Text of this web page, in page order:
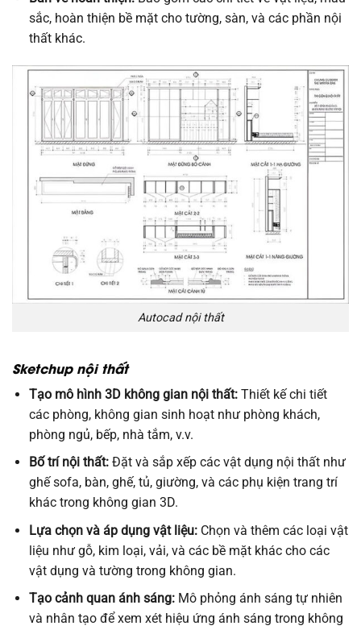
sắc, hoàn thiện bề mặt cho tường, sàn, và các phần nội
thất khác.
Autocad nội thất
Sketchup nội thất
Tạo mô hình 3D không gian nội thất:Thiết kế chi tiết
các phòng, không gian sinh hoạt như phòng khách,
phòng ngủ, bếp, nhà tắm, v.v.
Bố trí nội thất:Đặt và sắp xếp các vật dụng nội thất như
ghế sofa, bàn, ghế, tủ, giường, và các phụ kiện trang trí
khác trong không gian 3D.
Lựa chọn và áp dụng vật liệu:Chọn và thêm các loại vật
liệu như gỗ, kim loại, vải, và các bề mặt khác cho các
vật dụng và tường trong không gian.
Tạo cảnh quan ánh sáng:Mô phỏng ánh sáng tự nhiên
và nhân tạo để xem xét hiệu ứng ánh sáng trong không